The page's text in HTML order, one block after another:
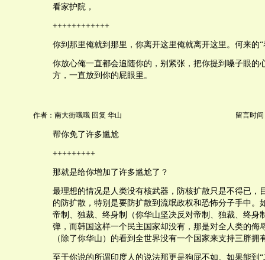
看家护院，
++++++++++++
你到那里俺就到那里，你离开这里俺就离开这里。何来的“
你放心俺一直都会追随你的，别紧张，把你提到嗓子眼的
方，一直放到你的屁眼里。
作者：南大街哦哦 回复 华山 留言时间
帮你免了许多尴尬
+++++++++
那就是给你增加了许多尴尬了？
最理想的情况是人类没有核武器，防核扩散只是不得已，
的防扩散，特别是要防扩散到流氓政权和恐怖分子手中。
帝制、独裁、终身制（你华山坚决反对帝制、独裁、终身
弹，而韩国这样一个民主国家却没有，那是对全人类的侮
（除了你华山）的看到全世界没有一个国家来支持三胖拥
至于你说的所谓印度人的说法那更是狗屁不如。如果能到